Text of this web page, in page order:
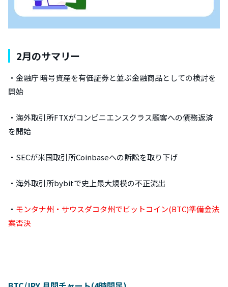
2月のサマリー
・金融庁 暗号資産を有価証券と並ぶ金融商品としての検討を
開始
・海外取引所FTXがコンビニエンスクラス顧客への債務返済
を開始
・SECが米国取引所Coinbaseへの訴訟を取り下げ
・海外取引所bybitで史上最大規模の不正流出
・ モンタナ州・サウスダコタ州でビットコイン(BTC)準備金法
案否決